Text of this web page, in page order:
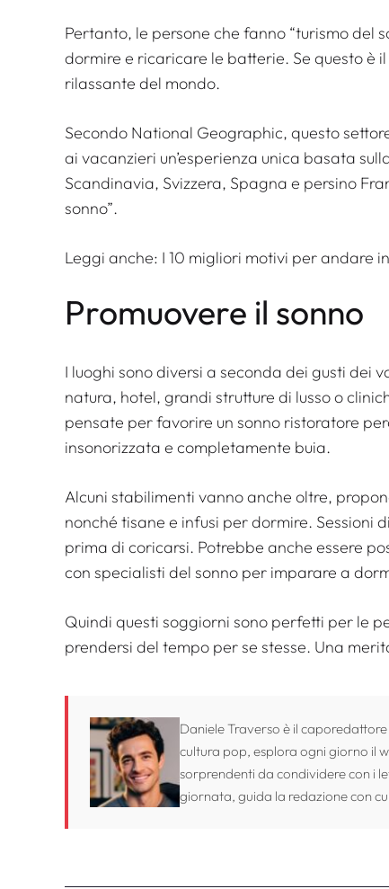
Pertanto, le persone che fanno “turismo
dormire e ricaricare le batterie. Se questo è
rilassante del mondo.
Secondo National Geographic, questo
ai vacanzieri un’esperienza unica basata
Scandinavia, Svizzera, Spagna e persino
sonno”.
Leggi anche: I 10 migliori motivi per andare
Promuovere il sonno
I luoghi sono diversi a seconda dei gusti dei
natura, hotel, grandi strutture di lusso o
pensate per favorire un sonno ristoratore
insonorizzata e completamente buia.
Alcuni stabilimenti vanno anche oltre,
nonché tisane e infusi per dormire. Sessioni
prima di coricarsi. Potrebbe anche essere
con specialisti del sonno per imparare a
Quindi questi soggiorni sono perfetti per le
prendersi del tempo per se stesse. Una
Daniele Traverso è il
cultura pop, esplora ogni giorno il
sorprendenti da condividere con i
giornata, guida la redazione con